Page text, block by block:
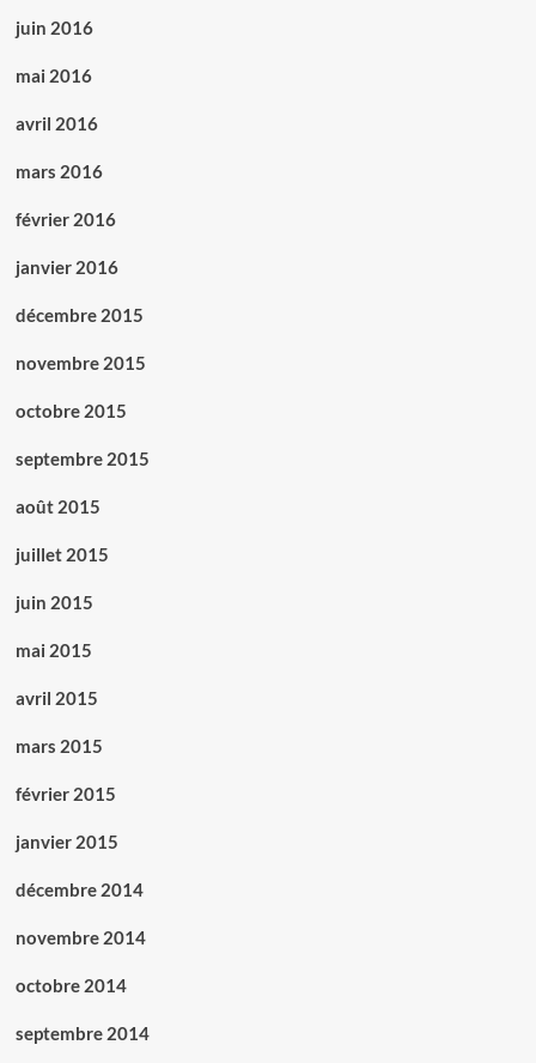
juin 2016
mai 2016
avril 2016
mars 2016
février 2016
janvier 2016
décembre 2015
novembre 2015
octobre 2015
septembre 2015
août 2015
juillet 2015
juin 2015
mai 2015
avril 2015
mars 2015
février 2015
janvier 2015
décembre 2014
novembre 2014
octobre 2014
septembre 2014